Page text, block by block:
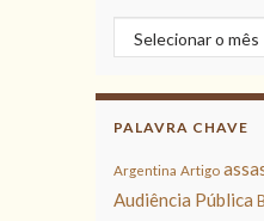
Arquivos
PALAVRA CHAVE
Argentina Artigo
Audiência Pública